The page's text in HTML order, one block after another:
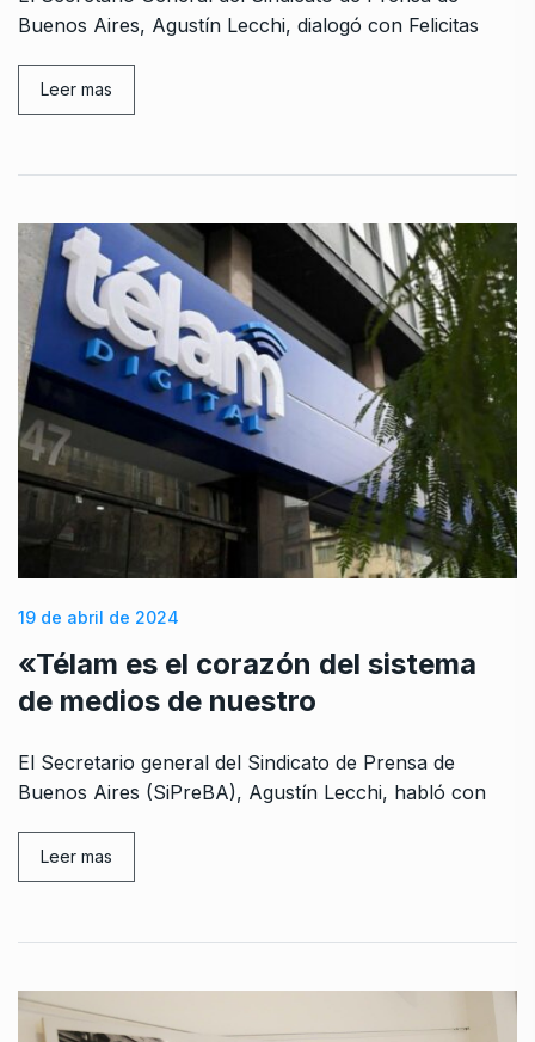
Buenos Aires, Agustín Lecchi, dialogó con Felicitas
Leer mas
19 de abril de 2024
«Télam es el corazón del sistema
de medios de nuestro
El Secretario general del Sindicato de Prensa de
Buenos Aires (SiPreBA), Agustín Lecchi, habló con
Leer mas